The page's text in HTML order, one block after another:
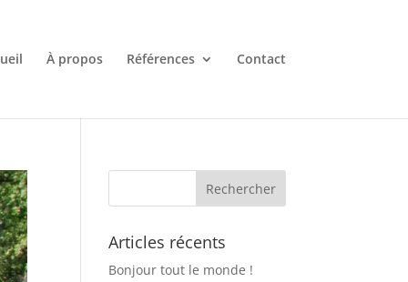
À propos Références Contact
Articles récents
Bonjour tout le monde !